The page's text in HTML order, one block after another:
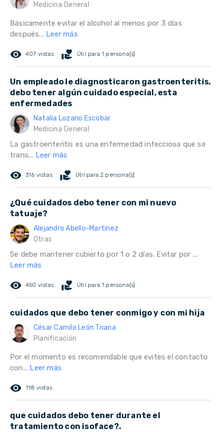
Medicina General
Básicamente evitar el alcohol al menos por 3 días
después... Leer más
remove_red_eye 407 vistas volunteer_activism Útil para 1 persona(s)
Un empleado le diagnosticaron gastroenteritis,
debo tener algún cuidado especial, esta
enfermedades
Natalia Lozano Escobar
Medicina General
La gastroenteritis es una enfermedad infecciosa que se
trans... Leer más
remove_red_eye 316 vistas volunteer_activism Útil para 2 persona(s)
¿Qué cuidados debo tener con mi nuevo
tatuaje?
Alejandro Abello-Martinez
Otras
Se debe mantener cubierto por 1 o 2 días. Evitar por ...
Leer más
remove_red_eye 450 vistas volunteer_activism Útil para 1 persona(s)
cuidados que debo tener conmigo y con mi hija
César Camilo León Triana
Planificación
Por el momento es recomendable que evites el contacto
con... Leer más
remove_red_eye 118 vistas
que cuidados debo tener durante el
tratamiento con isoface?.